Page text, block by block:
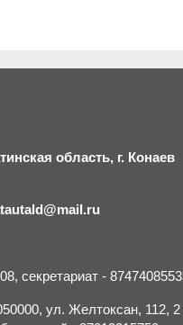
область, г. К
секретариат -
ул. Желтоксан, 112,